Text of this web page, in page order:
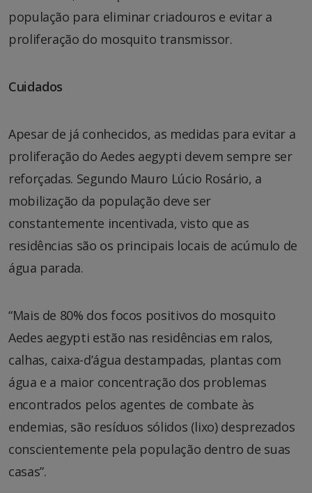
população para eliminar criadouros e evitar a
proliferação do mosquito transmissor.
Cuidados
Apesar de já conhecidos, as medidas para evitar a
proliferação do Aedes aegypti devem sempre ser
reforçadas. Segundo Mauro Lúcio Rosário, a
mobilização da população deve ser
constantemente incentivada, visto que as
residências são os principais locais de acúmulo de
água parada.
“Mais de 80% dos focos positivos do mosquito
Aedes aegypti estão nas residências em ralos,
calhas, caixa-d’água destampadas, plantas com
água e a maior concentração dos problemas
encontrados pelos agentes de combate às
endemias, são resíduos sólidos (lixo) desprezados
conscientemente pela população dentro de suas
casas”.